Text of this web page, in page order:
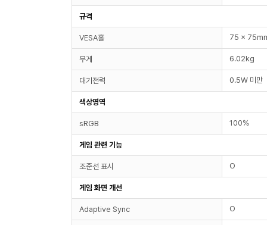
규격
VESA홀 75 x
무게 6.02kg
대기전력 0.5W 미만
색상영역
sRGB 100%
게임 관련 기능
조준선 표시 O
게임 화면 개선
Adaptive Sync O